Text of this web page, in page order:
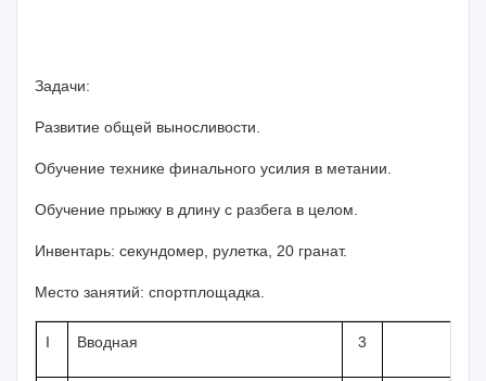
Задачи:
Развитие общей выносливости.
Обучение технике финального усилия в метании.
Обучение прыжку в длину с разбега в целом.
Инвентарь: секундомер, рулетка, 20 гранат.
Место занятий: спортплощадка.
I Вводная 3